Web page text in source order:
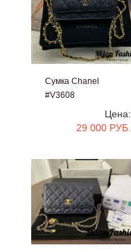
Сумка Chanel
#V3608
Цена:
29 000 РУБ.